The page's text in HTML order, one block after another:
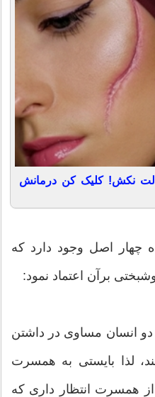
نکش! کلیک کن درمانش
چهار اصل وجود دارد که
برآن اعتماد نمود:
انسان مساوی در داشتن
لذا بایستی به همسرت
از همسرت انتظار داری که